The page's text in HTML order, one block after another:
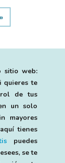
»
sitio web:
quieres te
de tus
un solo
mayores
tienes
puedes
se te